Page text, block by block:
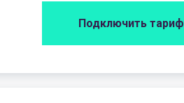
Подключить тариф